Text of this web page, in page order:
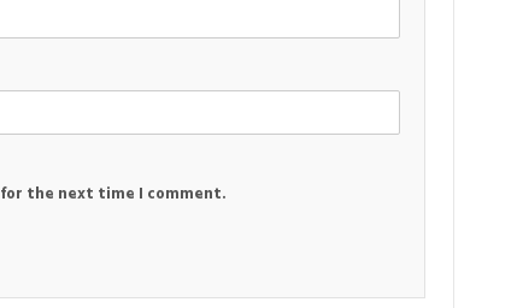
the next time I comment.